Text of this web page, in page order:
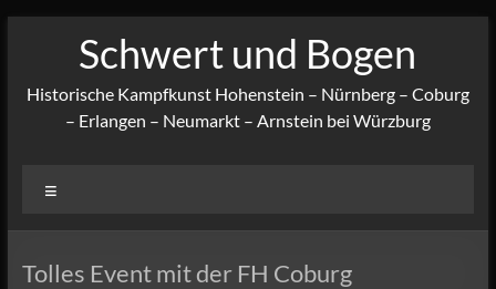
Schwert und Bogen
Historische Kampfkunst Hohenstein – Nürnberg – Coburg
– Erlangen – Neumarkt – Arnstein bei Würzburg
Tolles Event mit der FH Coburg